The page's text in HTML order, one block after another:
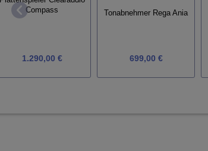
Compass
1.290,00 €
Tonabnehmer Rega Ania
699,00 €